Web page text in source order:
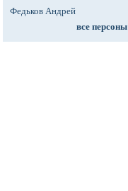
Федьков Андрей
все персоны